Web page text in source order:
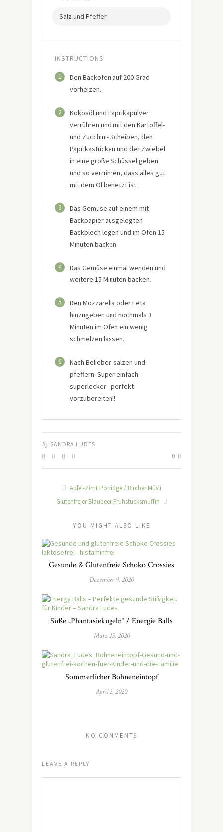
Salz und Pfeffer
INSTRUCTIONS
1
Den Backofen auf 200 Grad
vorheizen.
2
Kokosöl und Paprikapulver
verrühren und mit den Kartoffel-
und Zucchini- Scheiben, den
Paprikastücken und der Zwiebel
in eine große Schüssel geben
und so verrühren, dass alles gut
mit dem Öl benetzt ist.
3
Das Gemüse auf einem mit
Backpapier ausgelegten
Backblech legen und im Ofen 15
Minuten backen.
4
Das Gemüse einmal wenden und
weitere 15 Minuten backen.
5
Den Mozzarella oder Feta
hinzugeben und nochmals 3
Minuten im Ofen ein wenig
schmelzen lassen.
6
Nach Belieben salzen und
pfeffern. Super einfach -
superlecker - perfekt
vorzubereiten!!
By SANDRA LUDES
0
Apfel-Zimt Porridge / Bircher Müsli
Glutenfreier Blaubeer-Frühstücksmuffin
YOU MIGHT ALSO LIKE
Gesunde & Glutenfreie Schoko Crossies
Dezember 9, 2020
Süße „Phantasiekugeln“ / Energie Balls
März 25, 2020
Sommerlicher Bohneneintopf
April 2, 2020
NO COMMENTS
LEAVE A REPLY